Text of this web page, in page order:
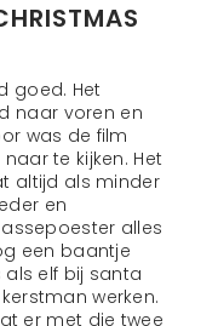
goed. Het
naar voren en
was de film
te kijken. Het
altijd als minder
en
alles
een baantje
als elf bij santa
werken.
er met die twee